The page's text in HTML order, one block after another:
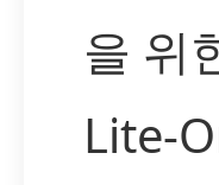
을 위
Lite-